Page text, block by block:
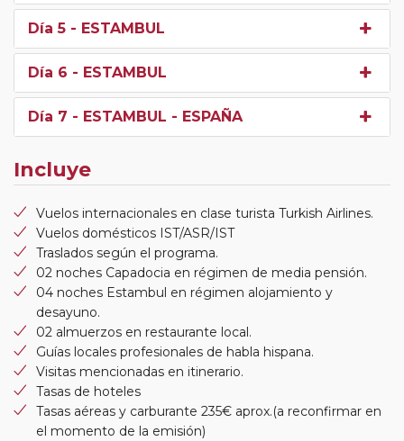
Día 5 - ESTAMBUL
Día 6 - ESTAMBUL
Día 7 - ESTAMBUL - ESPAÑA
Incluye
Vuelos internacionales en clase turista Turkish Airlines.
Vuelos domésticos IST/ASR/IST
Traslados según el programa.
02 noches Capadocia en régimen de media pensión.
04 noches Estambul en régimen alojamiento y
desayuno.
02 almuerzos en restaurante local.
Guías locales profesionales de habla hispana.
Visitas mencionadas en itinerario.
Tasas de hoteles
Tasas aéreas y carburante 235€ aprox.(a reconfirmar en
el momento de la emisión)